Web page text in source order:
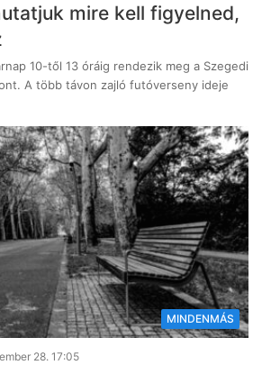
mire kell figyelned,
10-től 13 óráig rendezik meg a Szegedi
A több távon zajló futóverseny ideje
MINDENMÁS
28. 17:05